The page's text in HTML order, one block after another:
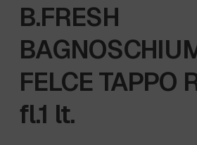
B.FRESH
FELCE TAPPO
fl.1 lt.